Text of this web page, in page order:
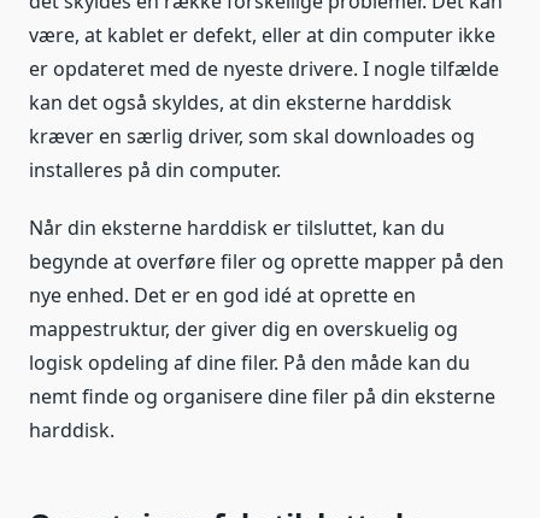
være, at kablet er defekt, eller at din computer ikke
er opdateret med de nyeste drivere. I nogle tilfælde
kan det også skyldes, at din eksterne harddisk
kræver en særlig driver, som skal downloades og
installeres på din computer.
Når din eksterne harddisk er tilsluttet, kan du
begynde at overføre filer og oprette mapper på den
nye enhed. Det er en god idé at oprette en
mappestruktur, der giver dig en overskuelig og
logisk opdeling af dine filer. På den måde kan du
nemt finde og organisere dine filer på din eksterne
harddisk.